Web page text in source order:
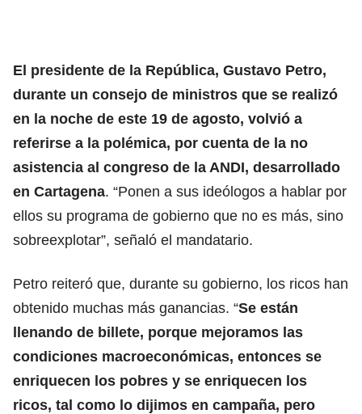
El presidente de la República, Gustavo Petro,
durante un consejo de ministros que se realizó
en la noche de este 19 de agosto, volvió a
referirse a la polémica, por cuenta de la no
asistencia al congreso de la ANDI, desarrollado
en Cartagena. “Ponen a sus ideólogos a hablar por
ellos su programa de gobierno que no es más, sino
sobreexplotar”, señaló el mandatario.
Petro reiteró que, durante su gobierno, los ricos han
obtenido muchas más ganancias. “Se están
llenando de billete, porque mejoramos las
condiciones macroeconómicas, entonces se
enriquecen los pobres y se enriquecen los
ricos, tal como lo dijimos en campaña, pero